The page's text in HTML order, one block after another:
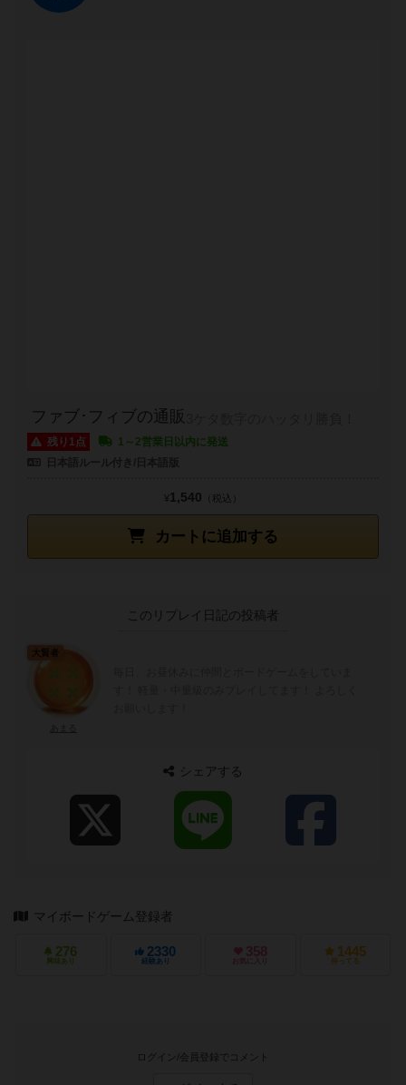
ファブ･フィブの通販
残り1点
1～2営業日以内に発送
カートに追加する
¥1,540 （税込）
このリプレイ日記の投稿者
大賢者
シェアする
マイボードゲーム登録者
276
興味あり
2330
経験あり
358
お気に入り
1445
持ってる
ログイン/会員登録でコメント